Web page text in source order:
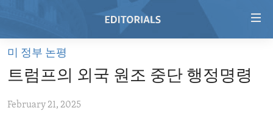
Skip
main
Skip
HOME
VIDEO
RADIO
미 정부 논평
트럼프의 외국 원조 중단 행정명령
February 21, 2025